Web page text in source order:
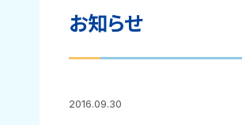
お知らせ
2016.09.30